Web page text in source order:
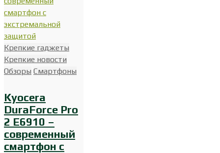
Крепкие гаджеты
Крепкие новости
Обзоры Смартфоны
Kyocera
DuraForce Pro
2 E6910 –
современный
смартфон с